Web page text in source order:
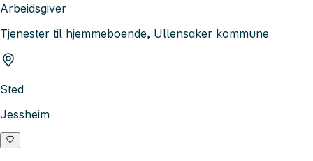
Arbeidsgiver
Tjenester til hjemmeboende, Ullensaker kommune
Sted
Jessheim